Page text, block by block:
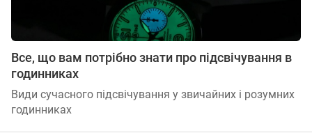
Все, що вам потрібно знати про підсвічування в
годинниках
Види сучасного підсвічування у звичайних і розумних
годинниках